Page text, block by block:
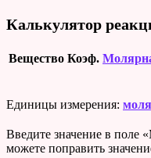
Калькулятор
Вещество Коэф.
Единицы измерения:
Введите значение в
можете поправить